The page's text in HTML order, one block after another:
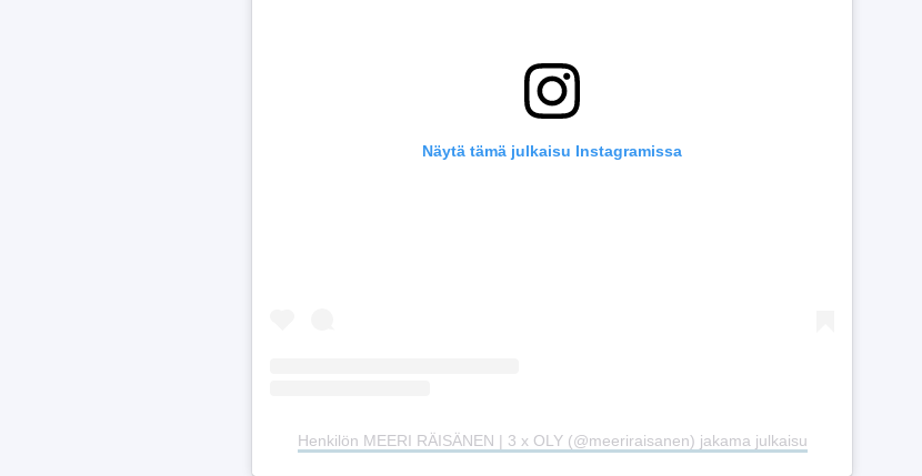
Näytä tämä julkaisu Instagramissa
Henkilön MEERI RÄISÄNEN | 3 x OLY (@meeriraisanen) jakama julkaisu